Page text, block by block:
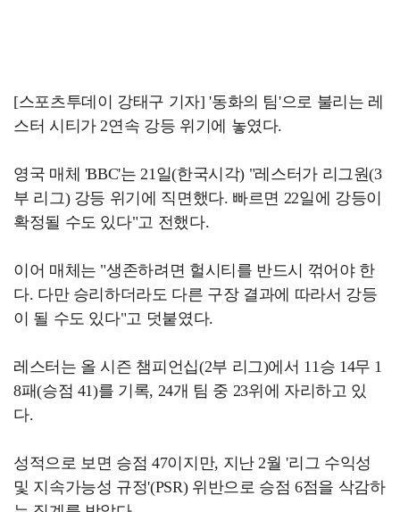
[스포츠투데이 강태구 기자] '동화의 팀'으로 불리는 레
스터 시티가 2연속 강등 위기에 놓였다.
영국 매체 'BBC'는 21일(한국시각) "레스터가 리그원(3
부 리그) 강등 위기에 직면했다. 빠르면 22일에 강등이
확정될 수도 있다"고 전했다.
이어 매체는 "생존하려면 헐시티를 반드시 꺾어야 한
다. 다만 승리하더라도 다른 구장 결과에 따라서 강등
이 될 수도 있다"고 덧붙였다.
레스터는 올 시즌 챔피언십(2부 리그)에서 11승 14무 1
8패(승점 41)를 기록, 24개 팀 중 23위에 자리하고 있
다.
성적으로 보면 승점 47이지만, 지난 2월 '리그 수익성
및 지속가능성 규정'(PSR) 위반으로 승점 6점을 삭감하